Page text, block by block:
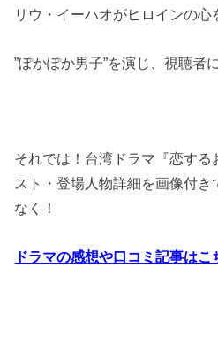
リウ・イーハオがヒロインの心
”ぽかぽか男子”を演じ、視聴者
それでは！台湾ドラマ『恋する
スト・登場人物詳細を画像付き
なく！
ドラマの感想や口コミ記事はこ